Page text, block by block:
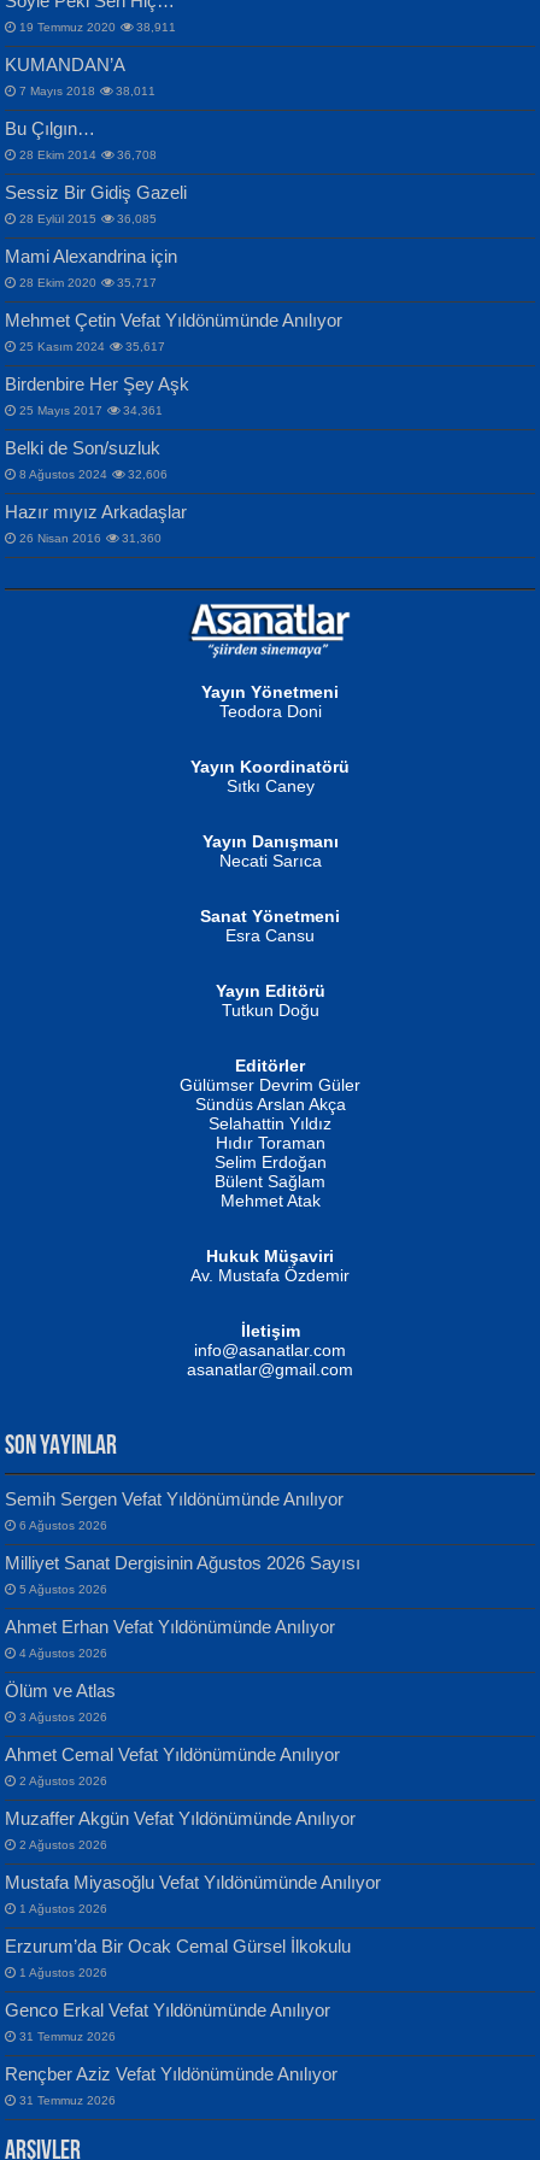
İPEK ACAR SERT
Gazze’nin Şecaati, Ümmetin İmtihanı...
MAHMUT GÜRBÜZ
İbrahim Olmak ve Bitirebilmek...
NURAN KÖSE BAYDAR
İSMAİL OKUTAN
Erkeklerin Kahrolması Ne Demektir
MUSTAFA KELOĞLU
Yarına İz Bırakmak...
ATİLLA ÖZEN
Sultan Olmadan Önce Eyüp...
EKREM KARABABA
Selahattin Yıldız
İdrakimle Üşürken...
Songül Özel
Mahzen...
Ben Deniz Değilim ki...
Evvel Zaman Tanrıçası...
Yılmaz Ekinci
Geceye Söylenen...
Banu Sancak
Defterimden İçeri...
İsmail Aydos
İnkisar...
ERDEM BAYAZIT
Sana, Bana, Vatanıma, Ülkemin
İnsanlarına Dair...
NAZIM HİKMET RAN
Bir Cezaevinde, Tecritteki Adamın
Mektupları...
19 Temmuz 2020 38,911
KUMANDAN’A
7 Mayıs 2018 38,011
Bu Çılgın…
28 Ekim 2014 36,708
Sessiz Bir Gidiş Gazeli
28 Eylül 2015 36,085
Mami Alexandrina için
28 Ekim 2020 35,717
Mehmet Çetin Vefat Yıldönümünde Anılıyor
25 Kasım 2024 35,617
Birdenbire Her Şey Aşk
25 Mayıs 2017 34,361
Belki de Son/suzluk
8 Ağustos 2024 32,606
Hazır mıyız Arkadaşlar
26 Nisan 2016 31,360
Yayın Yönetmeni
Teodora Doni
Yayın Koordinatörü
Sıtkı Caney
Yayın Danışmanı
Necati Sarıca
Sanat Yönetmeni
Esra Cansu
Yayın Editörü
Tutkun Doğu
Editörler
Gülümser Devrim Güler
Sündüs Arslan Akça
Selahattin Yıldız
Hıdır Toraman
Selim Erdoğan
Bülent Sağlam
Mehmet Atak
Hukuk Müşaviri
Av. Mustafa Özdemir
İletişim
info@asanatlar.com
asanatlar@gmail.com
SON YAYINLAR
Semih Sergen Vefat Yıldönümünde Anılıyor
6 Ağustos 2026
Milliyet Sanat Dergisinin Ağustos 2026 Sayısı
5 Ağustos 2026
Ahmet Erhan Vefat Yıldönümünde Anılıyor
4 Ağustos 2026
Ölüm ve Atlas
3 Ağustos 2026
Ahmet Cemal Vefat Yıldönümünde Anılıyor
2 Ağustos 2026
Muzaffer Akgün Vefat Yıldönümünde Anılıyor
2 Ağustos 2026
Mustafa Miyasoğlu Vefat Yıldönümünde Anılıyor
1 Ağustos 2026
Erzurum’da Bir Ocak Cemal Gürsel İlkokulu
1 Ağustos 2026
Genco Erkal Vefat Yıldönümünde Anılıyor
31 Temmuz 2026
Rençber Aziz Vefat Yıldönümünde Anılıyor
31 Temmuz 2026
Arşivler